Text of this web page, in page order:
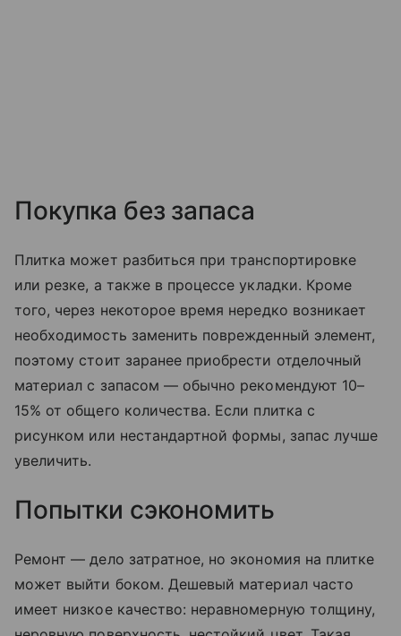
Покупка без запаса
Плитка может разбиться при транспортировке
или резке, а также в процессе укладки. Кроме
того, через некоторое время нередко возникает
необходимость заменить поврежденный элемент,
поэтому стоит заранее приобрести отделочный
материал с запасом — обычно рекомендуют 10–
15% от общего количества. Если плитка с
рисунком или нестандартной формы, запас лучше
увеличить.
Попытки сэкономить
Ремонт — дело затратное, но экономия на плитке
может выйти боком. Дешевый материал часто
имеет низкое качество: неравномерную толщину,